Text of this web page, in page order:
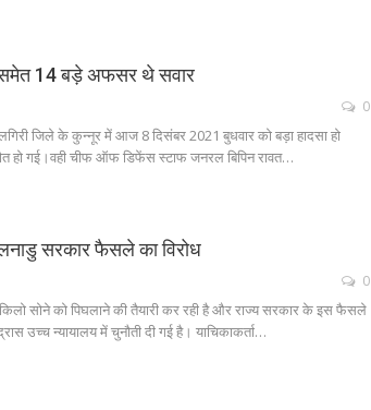
समेत 14 बड़े अफसर थे सवार
0
जिले के कुन्नूर में आज 8 दिसंबर 2021 बुधवार को बड़ा हादसा हो
हो गई।वही चीफ ऑफ डिफेंस स्टाफ जनरल बिपिन रावत…
सरकार फैसले का विरोध
0
सोने को पिघलाने की तैयारी कर रही है और राज्य सरकार के इस फैसले
उच्च न्यायालय में चुनौती दी गई है। याचिकाकर्ता…